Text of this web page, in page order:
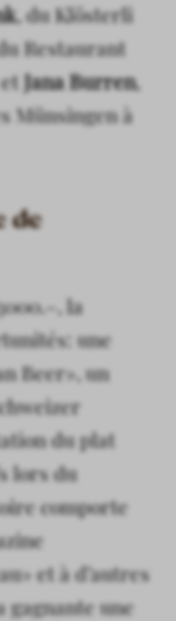
, du Klösterli
Restaurant
Jana Burren,
Münsingen à
de
la
une
Beer», un
du plat
lors du
comporte
et à d’autres
gagnante une